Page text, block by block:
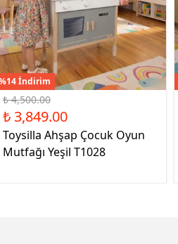
İndirim
₺ 4,500.00
₺ 3,849.00
Toysilla Ahşap Çocuk Oyun
Mutfağı Yeşil T1028